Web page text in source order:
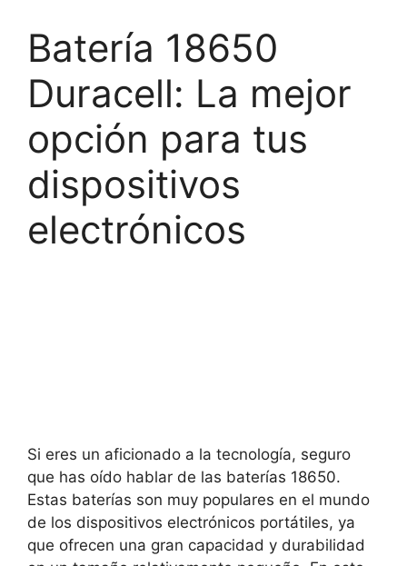
Batería 18650
Duracell: La mejor
opción para tus
dispositivos
electrónicos
Si eres un aficionado a la tecnología, seguro
que has oído hablar de las baterías 18650.
Estas baterías son muy populares en el mundo
de los dispositivos electrónicos portátiles, ya
que ofrecen una gran capacidad y durabilidad